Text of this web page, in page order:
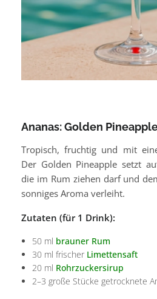
Ananas: Golden
Tropisch, fruchtig und mit
Der Golden Pineapple setzt
die im Rum ziehen darf und
sonniges Aroma verleiht.
Zutaten (für 1 Drink):
50 ml brauner Rum
30 ml frischer Limettensaft
20 ml Rohrzuckersirup
2–3 große Stücke getrocknete